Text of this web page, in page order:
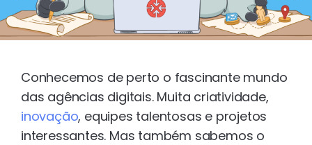
Conhecemos de perto o fascinante mundo
das agências digitais. Muita criatividade,
inovação, equipes talentosas e projetos
interessantes. Mas também sabemos o